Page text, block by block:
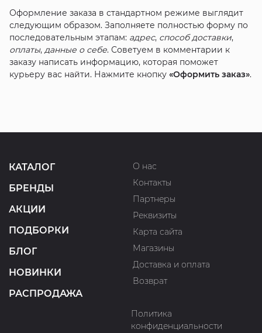
Оформление заказа в стандартном режиме выглядит
следующим образом. Заполняете полностью форму по
последовательным этапам: адрес, способ доставки,
оплаты, данные о себе. Советуем в комментарии к
заказу написать информацию, которая поможет
курьеру вас найти. Нажмите кнопку «Оформить заказ».
КАТАЛОГ
БРЕНДЫ
АКЦИИ
ПОДБОРКИ
БЛОГ
НОВИНКИ
РАСПРОДАЖА
О нас
Контакты
Партнеры
Реквизиты
Карта сайта
Магазины
Доставка и оплата
Возврат
Политика
конфиденциальности